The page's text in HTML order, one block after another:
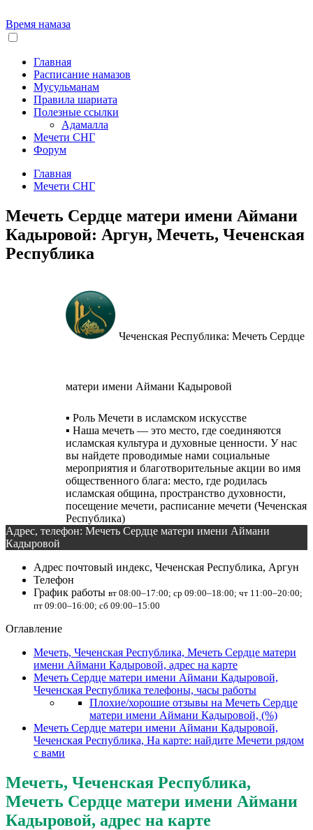
Время намаза
Главная
Расписание намазов
Мусульманам
Правила шариата
Полезные ссылки
Адамалла
Мечети СНГ
Форум
Главная
Мечети СНГ
Мечеть Сердце матери имени Аймани
Кадыровой: Аргун, Мечеть, Чеченская
Республика
Чеченская Республика: Мечеть Сердце
матери имени Аймани Кадыровой
▪️ Роль Мечети в исламском искусстве
▪️ Наша мечеть — это место, где соединяются
исламская культура и духовные ценности. У нас
вы найдете проводимые нами социальные
мероприятия и благотворительные акции во имя
общественного блага: место, где родилась
исламская община, пространство духовности,
посещение мечети, расписание мечети (Чеченская
Республика)
Адрес, телефон: Мечеть Сердце матери имени Аймани
Кадыровой
Адрес почтовый индекс, Чеченская Республика, Аргун
Телефон
График работы вт 08:00–17:00; ср 09:00–18:00; чт 11:00–20:00;
пт 09:00–16:00; сб 09:00–15:00
Оглавление
Мечеть, Чеченская Республика, Мечеть Сердце матери
имени Аймани Кадыровой, адрес на карте
Мечеть Сердце матери имени Аймани Кадыровой,
Чеченская Республика телефоны, часы работы
Плохие/хорошие отзывы на Мечеть Сердце
матери имени Аймани Кадыровой, (%)
Мечеть Сердце матери имени Аймани Кадыровой,
Чеченская Республика, На карте: найдите Мечети рядом
с вами
Мечеть, Чеченская Республика,
Мечеть Сердце матери имени Аймани
Кадыровой, адрес на карте